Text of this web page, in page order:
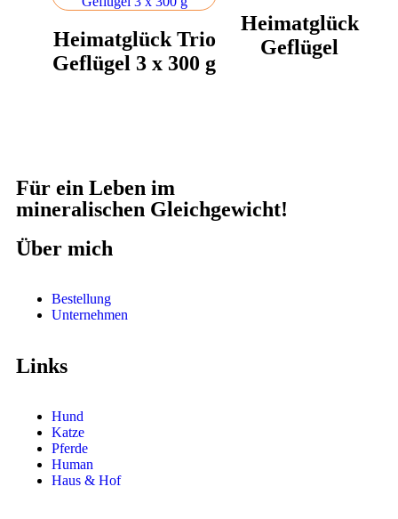
Heimatglück Trio
Geflügel 3 x 300 g
Heimatglück
Geflügel
Für ein Leben im
mineralischen Gleichgewicht!
Über mich
Bestellung
Unternehmen
Links
Hund
Katze
Pferde
Human
Haus & Hof